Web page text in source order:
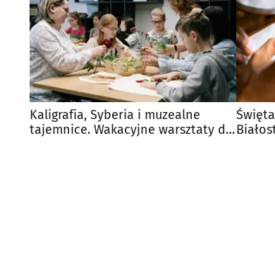
Kaligrafia, Syberia i muzealne
tajemnice. Wakacyjne warsztaty dla